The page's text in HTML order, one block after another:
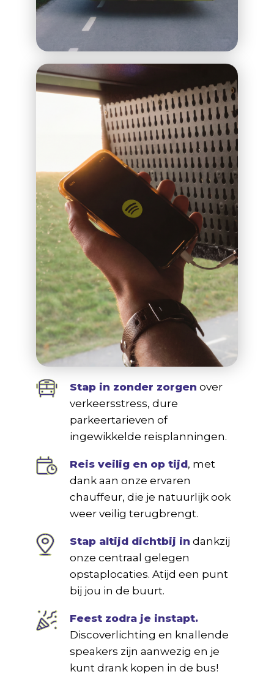
Stap in zonder zorgen over
verkeersstress, dure
parkeertarieven of
ingewikkelde reisplanningen.
Reis veilig en op tijd, met
dank aan onze ervaren
chauffeur, die je natuurlijk ook
weer veilig terugbrengt.
Stap altijd dichtbij in dankzij
onze centraal gelegen
opstaplocaties. Atijd een punt
bij jou in de buurt.
Feest zodra je instapt.
Discoverlichting en knallende
speakers zijn aanwezig en je
kunt drank kopen in de bus!